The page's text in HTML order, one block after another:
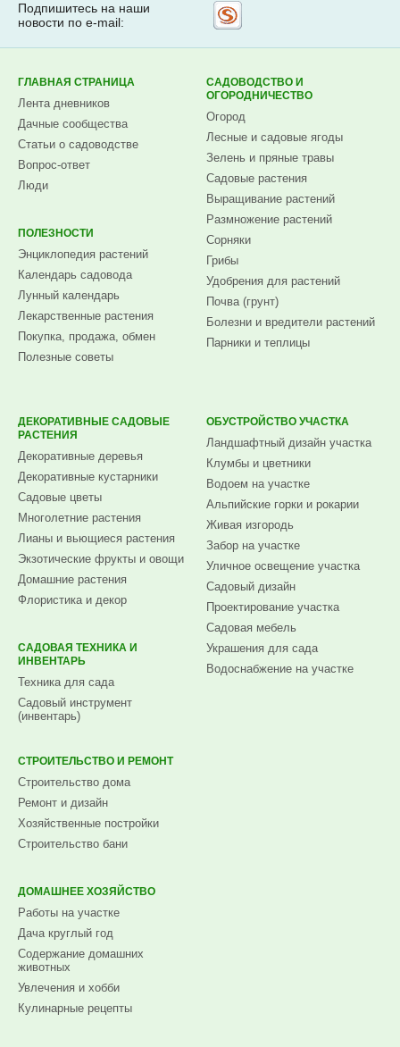
Подпишитесь на наши
новости по e-mail:
ГЛАВНАЯ СТРАНИЦА
Лента дневников
Дачные сообщества
Статьи о садоводстве
Вопрос-ответ
Люди
ПОЛЕЗНОСТИ
Энциклопедия растений
Календарь садовода
Лунный календарь
Лекарственные растения
Покупка, продажа, обмен
Полезные советы
САДОВОДСТВО И
ОГОРОДНИЧЕСТВО
Огород
Лесные и садовые ягоды
Зелень и пряные травы
Садовые растения
Выращивание растений
Размножение растений
Сорняки
Грибы
Удобрения для растений
Почва (грунт)
Болезни и вредители растений
Парники и теплицы
ДЕКОРАТИВНЫЕ САДОВЫЕ
РАСТЕНИЯ
Декоративные деревья
Декоративные кустарники
Садовые цветы
Многолетние растения
Лианы и вьющиеся растения
Экзотические фрукты и овощи
Домашние растения
Флористика и декор
САДОВАЯ ТЕХНИКА И
ИНВЕНТАРЬ
Техника для сада
Садовый инструмент
(инвентарь)
ОБУСТРОЙСТВО УЧАСТКА
Ландшафтный дизайн участка
Клумбы и цветники
Водоем на участке
Альпийские горки и рокарии
Живая изгородь
Забор на участке
Уличное освещение участка
Садовый дизайн
Проектирование участка
Садовая мебель
Украшения для сада
Водоснабжение на участке
СТРОИТЕЛЬСТВО И РЕМОНТ
Строительство дома
Ремонт и дизайн
Хозяйственные постройки
Строительство бани
ДОМАШНЕЕ ХОЗЯЙСТВО
Работы на участке
Дача круглый год
Содержание домашних
животных
Увлечения и хобби
Кулинарные рецепты